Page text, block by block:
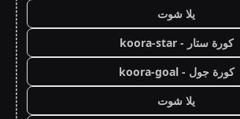
يلا شوت
كورة ستار - koora-star
كورة جول - koora-goal
يلا شوت